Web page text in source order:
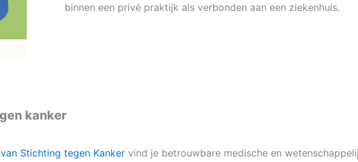
binnen een privé praktijk als verbonden aan een ziekenhuis.
kanker
Stichting tegen Kankervind je betrouwbare medische en